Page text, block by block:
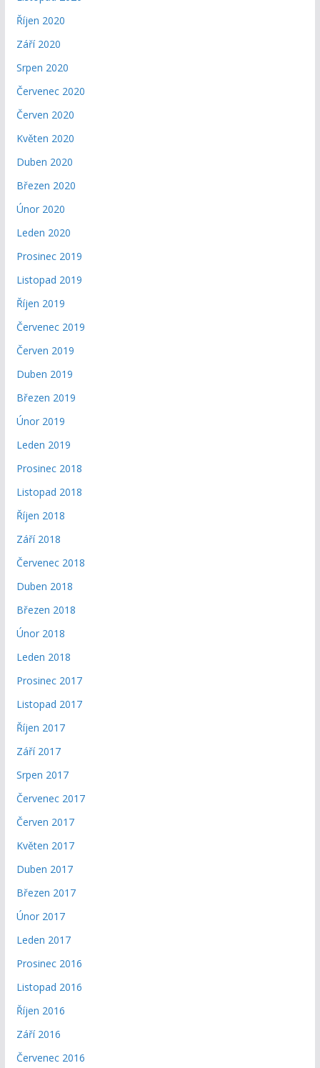
Říjen 2020
Září 2020
Srpen 2020
Červenec 2020
Červen 2020
Květen 2020
Duben 2020
Březen 2020
Únor 2020
Leden 2020
Prosinec 2019
Listopad 2019
Říjen 2019
Červenec 2019
Červen 2019
Duben 2019
Březen 2019
Únor 2019
Leden 2019
Prosinec 2018
Listopad 2018
Říjen 2018
Září 2018
Červenec 2018
Duben 2018
Březen 2018
Únor 2018
Leden 2018
Prosinec 2017
Listopad 2017
Říjen 2017
Září 2017
Srpen 2017
Červenec 2017
Červen 2017
Květen 2017
Duben 2017
Březen 2017
Únor 2017
Leden 2017
Prosinec 2016
Listopad 2016
Říjen 2016
Září 2016
Červenec 2016